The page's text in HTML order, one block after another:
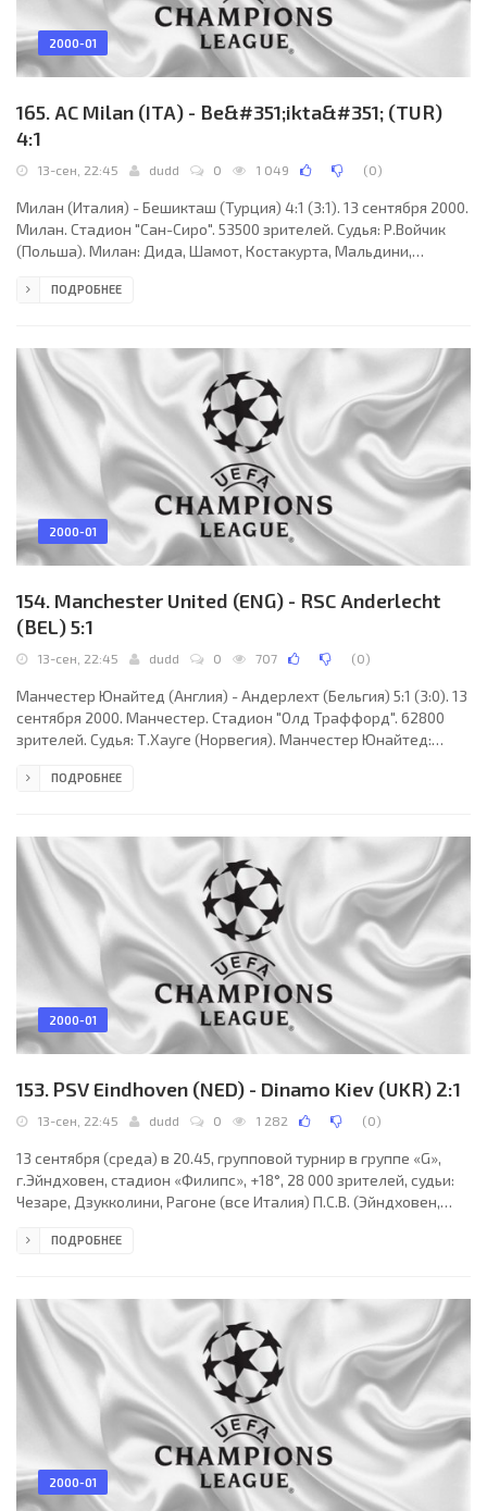
2000-01
165. AC Milan (ITA) - Be&#351;ikta&#351; (TUR)
4:1
13-сен, 22:45 dudd 0 1 049 (0)
Милан (Италия) - Бешикташ (Турция) 4:1 (3:1). 13 сентября 2000.
Милан. Стадион "Сан-Сиро". 53500 зрителей. Судья: Р.Войчик
(Польша). Милан: Дида, Шамот, Костакурта, Мальдини,
Саудати (Гульельминпьетро, 62), Бирхофф, Шевченко.
Мюнх, Нума, Ахмет. Голы: Коко (36), Бирхофф (44), Шевченко
(45,с пенальти, 77) - Тайфур (20,
ПОДРОБНЕЕ
2000-01
154. Manchester United (ENG) - RSC Anderlecht
(BEL) 5:1
13-сен, 22:45 dudd 0 707 (0)
Манчестер Юнайтед (Англия) - Андерлехт (Бельгия) 5:1 (3:0). 13
сентября 2000. Манчестер. Стадион "Олд Траффорд". 62800
зрителей. Судья: Т.Хауге (Норвегия). Манчестер Юнайтед:
Кин, Бекхэм, Скоулз, Коул (Йорк, 74), Шерингем, Гиггз
Коллер, Деедене, Басседжо, Радзински (Юла, 59). Голы: Коул
(15, 50, 72), Ирвин (29, с
ПОДРОБНЕЕ
2000-01
153. PSV Eindhoven (NED) - Dinamo Kiev (UKR) 2:1
13-сен, 22:45 dudd 0 1 282 (0)
13 сентября (среда) в 20.45, групповой турнир в группе «G»,
г.Эйндховен, стадион «Филипс», +18°, 28 000 зрителей, судьи:
Чезаре, Дзукколини, Рагоне (все Италия) П.С.В. (Эйндховен,
(6), 1:1 Лусиус (39), 2:1 Брюггинк (53) «Д»: Шовковский, Хацкевич
(Мороз Г., 82), Несмачный П.С.В.: №23 Ватерреус, №5 Хайнце,
№6 Ван Боммель, №9
ПОДРОБНЕЕ
2000-01